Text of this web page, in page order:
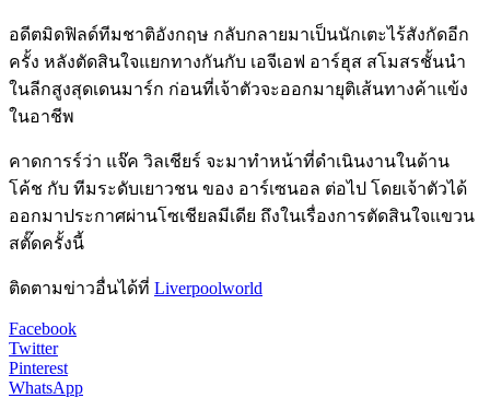
อดีตมิดฟิลด์ทีมชาติอังกฤษ กลับกลายมาเป็นนักเตะไร้สังกัดอีก
ครั้ง หลังตัดสินใจแยกทางกันกับ เอจีเอฟ อาร์ฮุส สโมสรชั้นนำ
ในลีกสูงสุดเดนมาร์ก ก่อนที่เจ้าตัวจะออกมายุติเส้นทางค้าแข้ง
ในอาชีพ
คาดการร์ว่า แจ๊ค วิลเชียร์ จะมาทำหน้าที่ดำเนินงานในด้าน
โค้ช กับ ทีมระดับเยาวชน ของ อาร์เซนอล ต่อไป โดยเจ้าตัวได้
ออกมาประกาศผ่านโซเชียลมีเดีย ถึงในเรื่องการตัดสินใจแขวน
สตั๊ดครั้งนี้
ติดตามข่าวอื่นได้ที่ Liverpoolworld
Facebook
Twitter
Pinterest
WhatsApp